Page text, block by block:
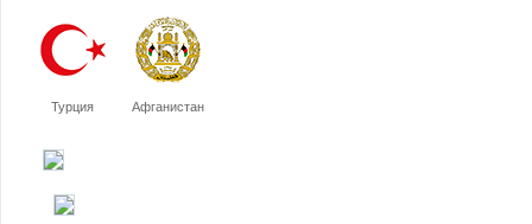
Турция Афганистан